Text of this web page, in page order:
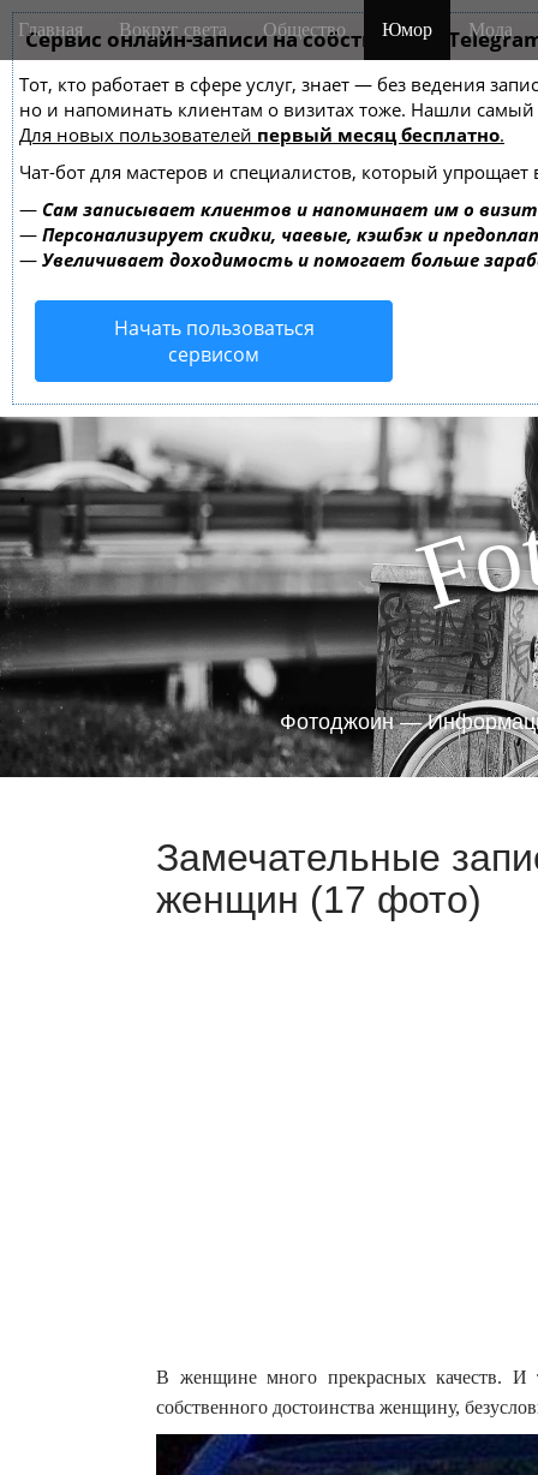
Сервис онлайн-записи на собственном
Тот, кто работает в сфере услуг, знает — без ведения
но и напоминать клиентам о визитах тоже. Нашли
Для новых пользователей первый месяц бесплатно.
Чат-бот для мастеров и специалистов, который упрощает
— Сам записывает клиентов и напоминает им о
— Персонализирует скидки, чаевые, кэшбэк и
— Увеличивает доходимость и помогает больше
Начать пользоваться
сервисом
M
a
n
m
e
n
u
i
Главная Вокруг света Общество Юмор Мода
Fo
Фотоджоин —
Замечательные
женщин (17 фото)
В женщине много прекрасных качеств. И
собственного достоинства женщину,